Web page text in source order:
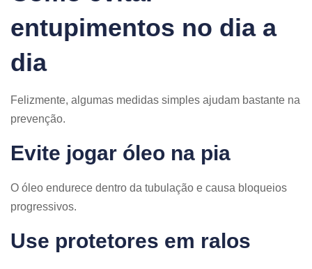
entupimentos no dia a
dia
Felizmente, algumas medidas simples ajudam bastante na
prevenção.
Evite jogar óleo na pia
O óleo endurece dentro da tubulação e causa bloqueios
progressivos.
Use protetores em ralos